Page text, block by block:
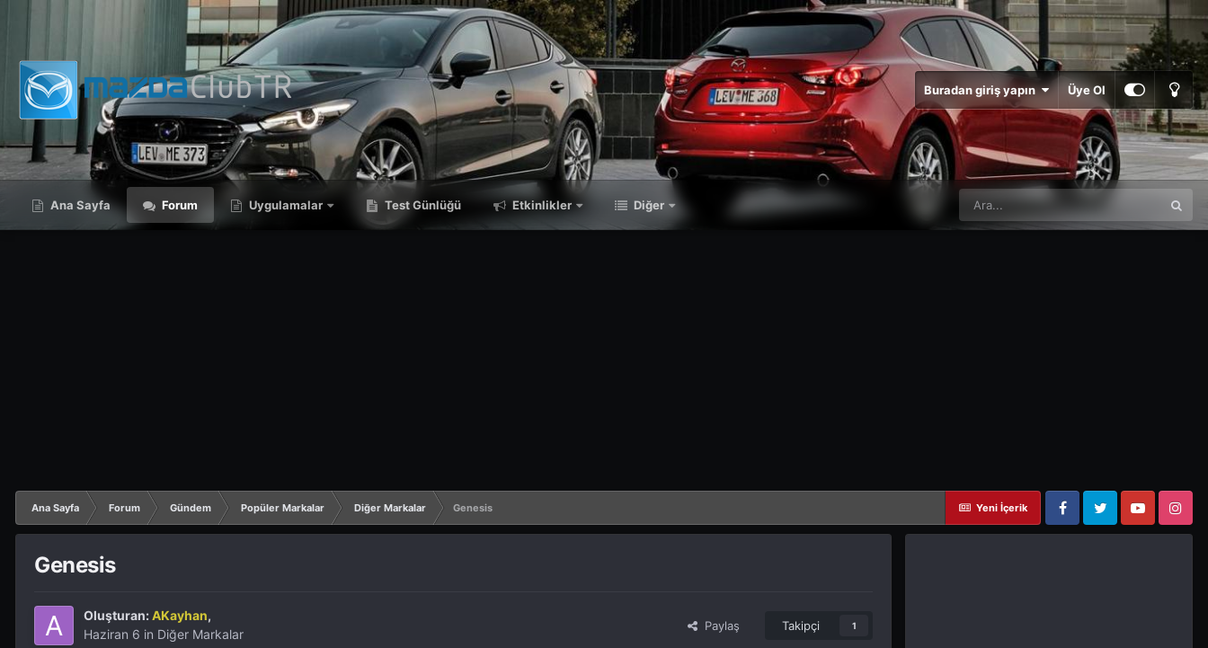
Buradan giriş yapın Üye Ol
Ana Sayfa Forum Uygulamalar Test Günlüğü Etkinlikler Diğer
Yeni İçerik
Ana Sayfa Forum Gündem Popüler Markalar Diğer Markalar
Genesis
FacebookTwitter YouTube Instagram
Genesis
Oluşturan:AKayhan,
Haziran 6 in Diğer Markalar
Paylaş Takipçi 1